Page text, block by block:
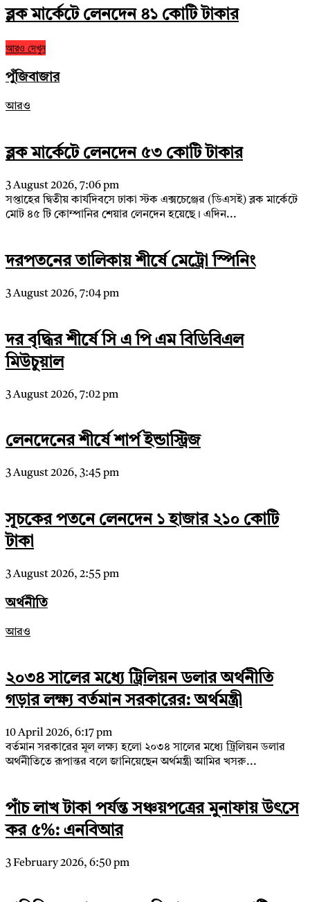
ব্লক মার্কেটে লেনদেন ৪১ কোটি টাকার
আরও দেখুন
পুঁজিবাজার
আরও
ব্লক মার্কেটে লেনদেন ৫৩ কোটি টাকার
3 August 2026, 7:06 pm
সপ্তাহের দ্বিতীয় কার্যদিবসে ঢাকা স্টক এক্সচেঞ্জের (ডিএসই) ব্লক মার্কেটে
মোট ৪৫ টি কোম্পানির শেয়ার লেনদেন হয়েছে। এদিন...
দরপতনের তালিকায় শীর্ষে মেট্রো স্পিনিং
3 August 2026, 7:04 pm
দর বৃদ্ধির শীর্ষে সি এ পি এম বিডিবিএল
মিউচুয়াল
3 August 2026, 7:02 pm
লেনদেনের শীর্ষে শার্প ইন্ডাস্ট্রিজ
3 August 2026, 3:45 pm
সূচকের পতনে লেনদেন ১ হাজার ২১০ কোটি
টাকা
3 August 2026, 2:55 pm
অর্থনীতি
আরও
২০৩৪ সালের মধ্যে ট্রিলিয়ন ডলার অর্থনীতি
গড়ার লক্ষ্য বর্তমান সরকারের: অর্থমন্ত্রী
10 April 2026, 6:17 pm
বর্তমান সরকারের মূল লক্ষ্য হলো ২০৩৪ সালের মধ্যে ট্রিলিয়ন ডলার
অর্থনীতিতে রূপান্তর বলে জানিয়েছেন অর্থমন্ত্রী আমির খসরু...
পাঁচ লাখ টাকা পর্যন্ত সঞ্চয়পত্রের মুনাফায় উৎসে
কর ৫%: এনবিআর
3 February 2026, 6:50 pm